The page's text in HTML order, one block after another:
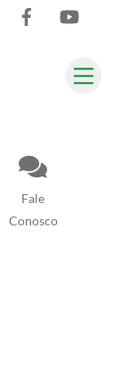
Fale
Conosco
InstagramFacebook